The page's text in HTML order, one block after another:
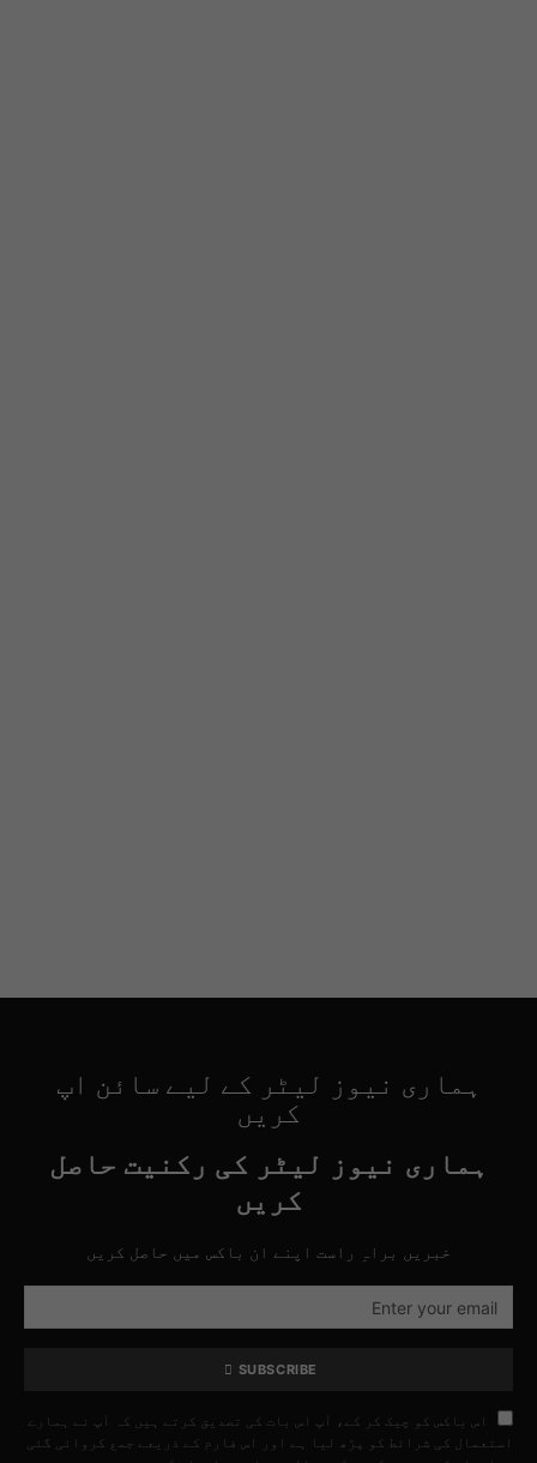
ہماری نیوز لیٹر کے لیے سائن اپ
کریں
ہماری نیوز لیٹر کی رکنیت حاصل
کریں
خبریں براہِ راست اپنے ان باکس میں حاصل کریں
SUBSCRIBE
اس باکس کو چیک کر کے، آپ اس بات کی تصدیق کرتے ہیں کہ آپ نے ہمارے
استعمال کی شرائط کو پڑھ لیا ہے اور اس فارم کے ذریعے جمع کروائی گئی